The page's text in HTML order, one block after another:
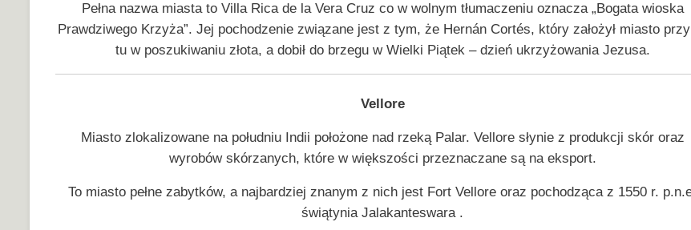
Pełna nazwa miasta to Villa Rica de la Vera Cruz co w wolnym tłumaczeniu oznacza „Bogata wioska
Prawdziwego Krzyża”. Jej pochodzenie związane jest z tym, że Hernán Cortés, który założył miasto
tu w poszukiwaniu złota, a dobił do brzegu w Wielki Piątek – dzień ukrzyżowania Jezusa.
Vellore
Miasto zlokalizowane na południu Indii położone nad rzeką Palar. Vellore słynie z produkcji skór oraz
wyrobów skórzanych, które w większości przeznaczane są na eksport.
To miasto pełne zabytków, a najbardziej znanym z nich jest Fort Vellore oraz pochodząca z 1550 r.
świątynia Jalakanteswara .